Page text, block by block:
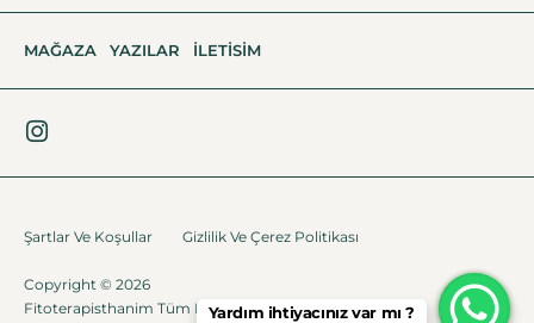
MAĞAZA YAZILAR İLETISIM
Copyright © 2026
Fitoterapisthanim Tüm Haklar Saklıdır.Fikirdönüşüm
Şartlar Ve Koşullar Gizlilik Ve Çerez Politikası
Yardım ihtiyacınız var mı ?